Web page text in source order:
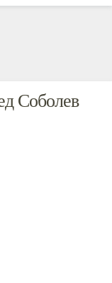
Соболев